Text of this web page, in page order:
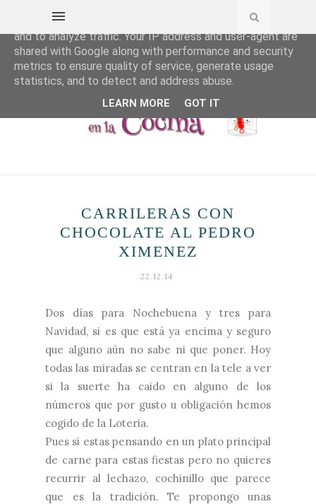
CARRILERAS CON
CHOCOLATE AL PEDRO
XIMENEZ
22.12.14
Dos días para Nochebuena y tres para
Navidad, si es que está ya encima y seguro
que alguno aún no sabe ni que poner. Hoy
todas las miradas se centran en la tele a ver
si la suerte ha caido en alguno de los
números que por gusto u obligación hemos
cogido de la Loteria.
Pues si estas pensando en un plato principal
de carne para estas fiestas pero no quieres
recurrir al lechazo, cochinillo que parece
que es la tradición. Te propongo unas
This site uses cookies from Google to deliver its services
and to analyze traffic. Your IP address and user-agent are
shared with Google along with performance and security
metrics to ensure quality of service, generate usage
statistics, and to detect and address abuse.
LEARN MORE GOT IT